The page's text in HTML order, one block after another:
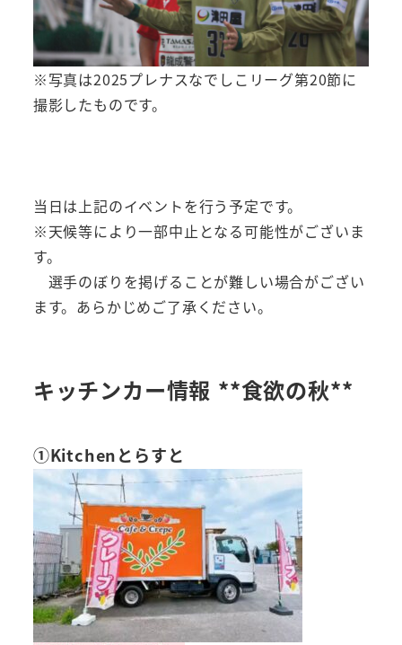
※写真は2025プレナスなでしこリーグ第20節に
撮影したものです。
当日は上記のイベントを行う予定です。
※天候等により一部中止となる可能性がございま
す。
選手のぼりを掲げることが難しい場合がござい
ます。あらかじめご了承ください。
キッチンカー情報 **食欲の秋**
①Kitchenとらすと